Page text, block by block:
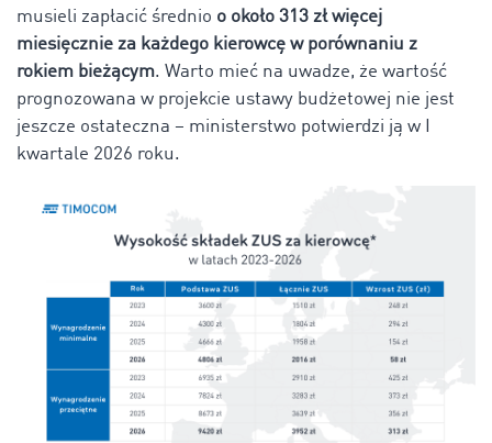
musieli zapłacić średnio o około 313 zł więcej
miesięcznie za każdego kierowcę w porównaniu z
rokiem bieżącym. Warto mieć na uwadze, że wartość
prognozowana w projekcie ustawy budżetowej nie jest
jeszcze ostateczna – ministerstwo potwierdzi ją w I
kwartale 2026 roku.